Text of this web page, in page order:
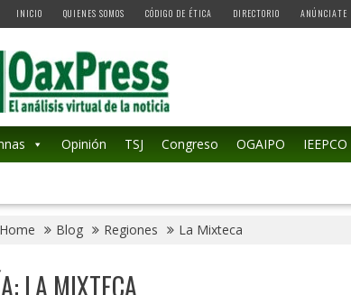
INICIO QUIENES SOMOS CÓDIGO DE ÉTICA DIRECTORIO ANÚNCIATE
Opinión TSJ Congreso OGAIPO IEEPCO
Home Blog Regiones La Mixteca
LA MIXTECA